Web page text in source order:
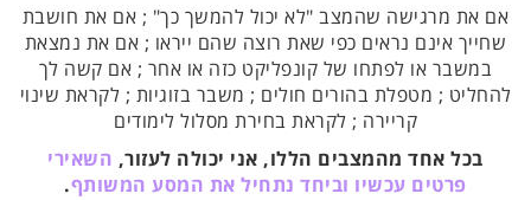
אם את מרגישה שהמצב "לא יכול להמשך כך" ; אם את חושבת
שחייך אינם נראים כפי שאת רוצה שהם ייראו ; אם את נמצאת
במשבר או לפתחו של קונפליקט כזה או אחר ; אם קשה לך
להחליט ; מטפלת בהורים חולים ; משבר בזוגיות ; לקראת שינוי
קריירה ; לקראת בחירת מסלול לימודים
בכל אחד מהמצבים הללו, אני יכולה לעזור, השאירי
פרטים עכשיו וביחד נתחיל את המסע המשותף.